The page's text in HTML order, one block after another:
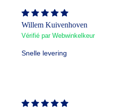
Willem Kuivenhoven
Vérifié par Webwinkelkeur
Snelle levering